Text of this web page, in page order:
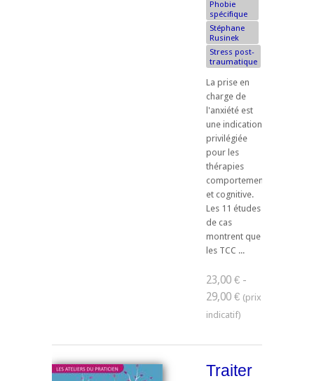
Phobie
spécifique
Stéphane
Rusinek
Stress post-
traumatique
La prise en
charge de
l'anxiété est
une indication
privilégiée
pour les
thérapies
comportementales
et cognitive.
Les 11 études
de cas
montrent que
les TCC ...
23,00 € -
29,00 €
Traiter